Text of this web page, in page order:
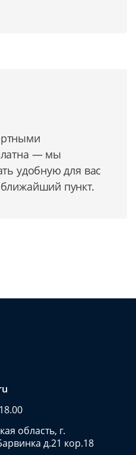
— мы
удобную для вас
пункт.
область, г.
д.21 кор.18